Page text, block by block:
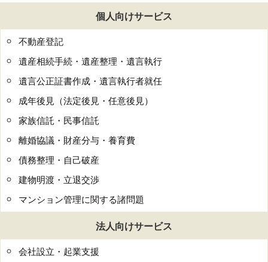
個人向けサービス
不動産登記
遺産相続手続・遺産整理・遺言執行
遺言公正証書作成・遺言執行者就任
成年後見（法定後見・任意後見）
家族信託・民事信託
離婚協議・財産分与・養育費
債務整理・自己破産
建物明渡・立退交渉
マンション管理に関する諸問題
法人向けサービス
会社設立・起業支援